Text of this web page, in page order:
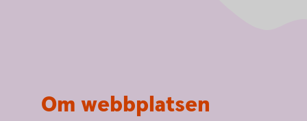
Om webbplatsen